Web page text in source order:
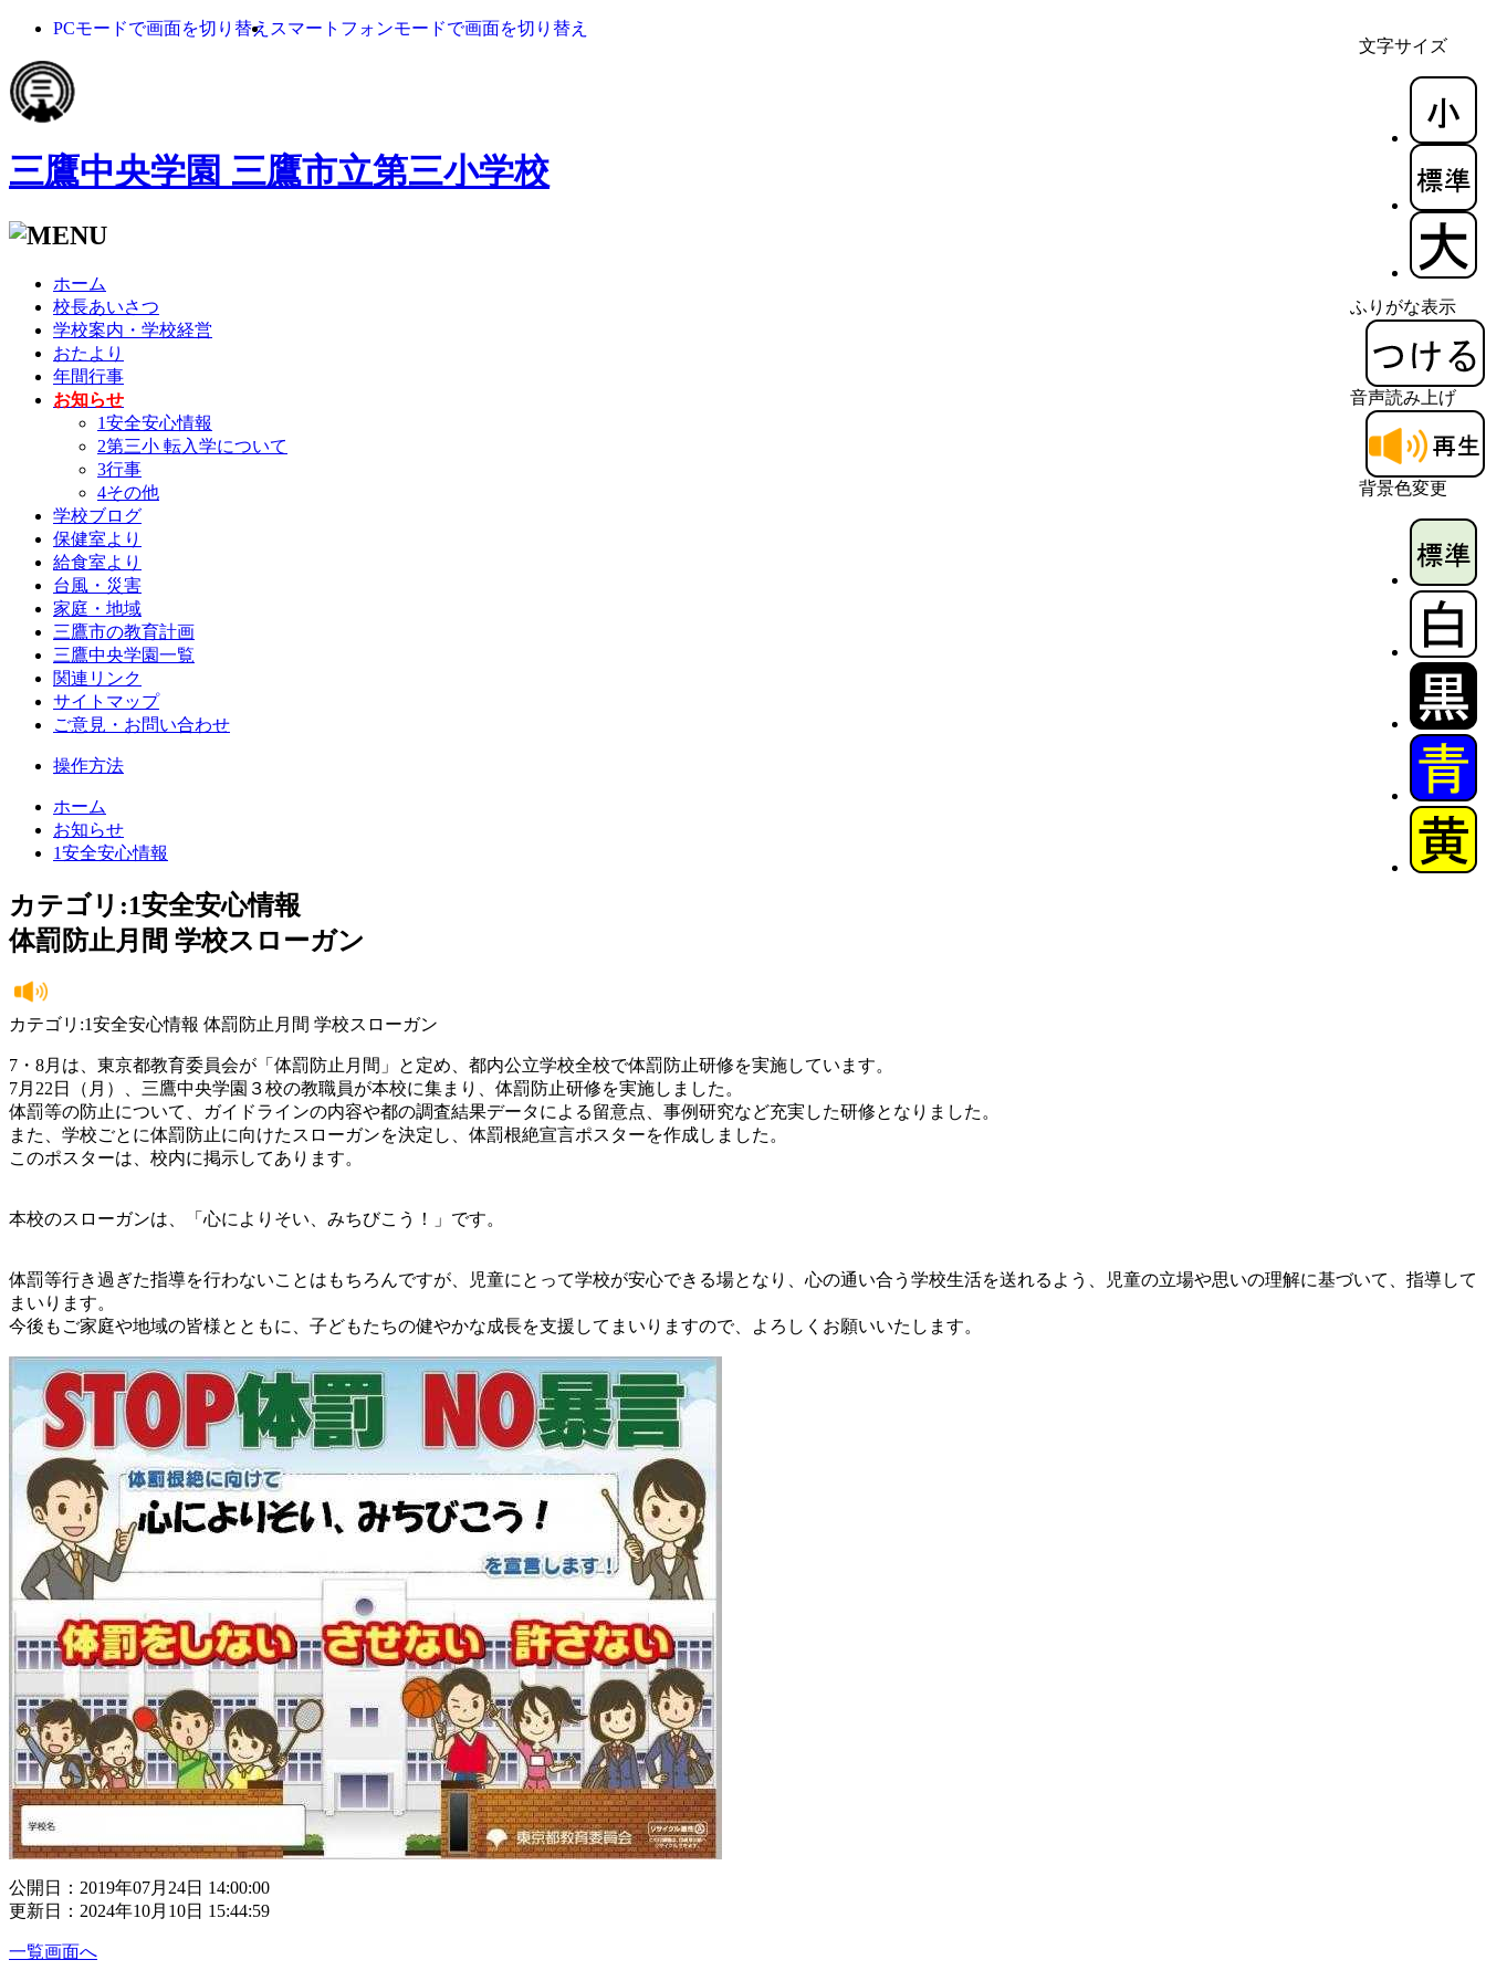
文字サイズ
ふりがな表示
音声読み上げ
背景色変更
PCモードで画面を切り替え スマートフォンモードで画面を切り替え
三鷹中央学園 三鷹市立第三小学校
ホーム
校長あいさつ
学校案内・学校経営
おたより
年間行事
お知らせ
1安全安心情報
2第三小 転入学について
3行事
4その他
学校ブログ
保健室より
給食室より
台風・災害
家庭・地域
三鷹市の教育計画
三鷹中央学園一覧
関連リンク
サイトマップ
ご意見・お問い合わせ
操作方法
ホーム
お知らせ
1安全安心情報
カテゴリ:1安全安心情報
体罰防止月間 学校スローガン
カテゴリ:1安全安心情報 体罰防止月間 学校スローガン
7・8月は、東京都教育委員会が「体罰防止月間」と定め、都内公立学校全校で体罰防止研修を実施しています。
7月22日（月）、三鷹中央学園３校の教職員が本校に集まり、体罰防止研修を実施しました。
体罰等の防止について、ガイドラインの内容や都の調査結果データによる留意点、事例研究など充実した研修となりました。
また、学校ごとに体罰防止に向けたスローガンを決定し、体罰根絶宣言ポスターを作成しました。
このポスターは、校内に掲示してあります。
本校のスローガンは、「心によりそい、みちびこう！」です。
体罰等行き過ぎた指導を行わないことはもちろんですが、児童にとって学校が安心できる場となり、心の通い合う学校生活を送れるよう、児童の立場や思いの理解に基づいて、指導して
まいります。
今後もご家庭や地域の皆様とともに、子どもたちの健やかな成長を支援してまいりますので、よろしくお願いいたします。
公開日：2019年07月24日 14:00:00
更新日：2024年10月10日 15:44:59
一覧画面へ